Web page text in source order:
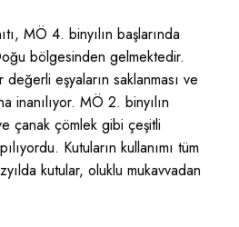
MÖ 4. binyılın başlarında
bölgesinden gelmektedir.
eşyaların saklanması ve
inanılıyor. MÖ 2. binyılın
çanak çömlek gibi çeşitli
Kutuların kullanımı tüm
kutular, oluklu mukavvadan